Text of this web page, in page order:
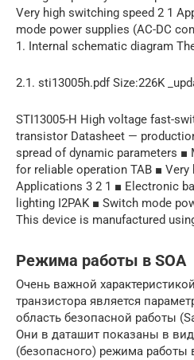
Very high switching speed 2 1
mode power supplies (AC-DC
1. Internal schematic diagram
2.1. sti13005h.pdf Size:226K
STI13005-H High voltage fast-
transistor Datasheet —
spread of dynamic parameters
for reliable operation TAB ■ Very
Applications 3 2 1 ■ Electronic
lighting I2PAK ■ Switch mode
This device is manufactured
Режима работы в SOA
Очень важной
транзистора является
область безопасной работы
Они в даташит показаны в
(безопасного) режима работы